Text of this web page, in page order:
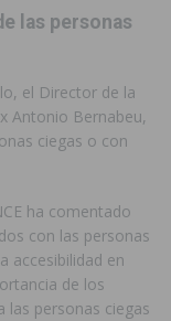
las personas
el Director de la
Antonio Bernabeu,
ciegas o con
ha comentado
con las personas
accesibilidad en
de los
las personas ciegas